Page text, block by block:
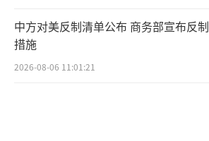
中方对美反制清单公布 商务部宣布反制
措施
2026-08-06 11:01:21